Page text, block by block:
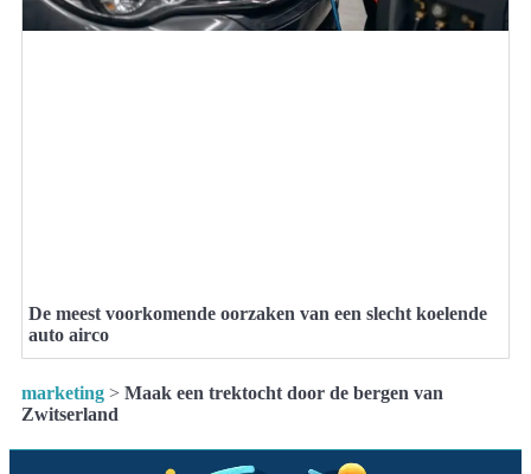
De meest voorkomende oorzaken van een slecht koelende
auto airco
marketing > Maak een trektocht door de bergen van
Zwitserland